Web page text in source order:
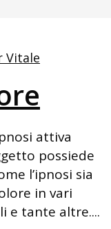
Vitale
attiva
possiede
l’ipnosi sia
in vari
e tante altre....